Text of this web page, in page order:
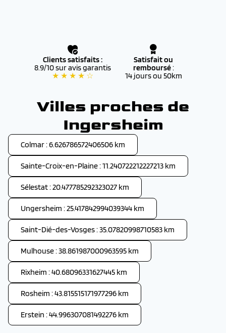
Clients satisfaits :
8.9/10 sur avis garantis
★ ★ ★ ★ ☆
Satisfait ou
remboursé:
14 jours ou 50km
Villes proches de
Ingersheim
Colmar : 6.626786572406506 km
Sainte-Croix-en-Plaine : 11.240722212227213 km
Sélestat : 20.477785292323027 km
Ungersheim : 25.417842994039344 km
Saint-Dié-des-Vosges : 35.07820998710583 km
Mulhouse : 38.861987000963595 km
Rixheim : 40.68096331627445 km
Rosheim : 43.815515171977296 km
Erstein : 44.996307081492276 km